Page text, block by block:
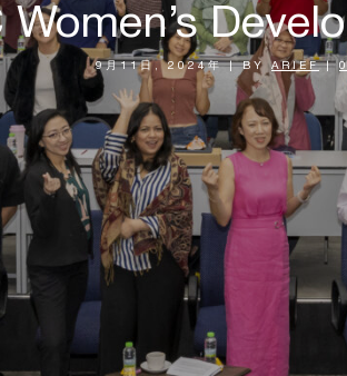
Women’s
9月11日, 2024年| BY ARIEF |